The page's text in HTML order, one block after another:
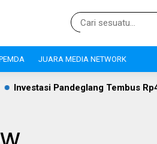
JUARA MEDIA NETWORK
Tembus Rp409,4 Miliar,